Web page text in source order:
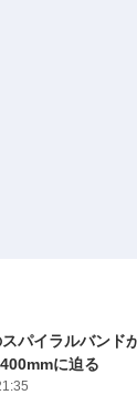
スパイラルバン
に迫る